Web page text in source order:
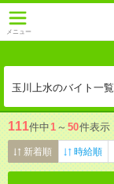
メニュー
玉川上水のバイト一覧
111件中1 ～ 50件表示
新着順 時給順